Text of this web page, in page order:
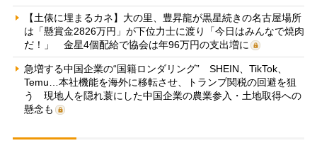
【土俵に埋まるカネ】大の里、豊昇龍が黒星続きの名古屋場所
は「懸賞金2826万円」が下位力士に渡り「今日はみんなで焼肉
だ！」 金星4個配給で協会は年96万円の支出増に
急増する中国企業の“国籍ロンダリング” SHEIN、TikTok、
Temu…本社機能を海外に移転させ、トランプ関税の回避を狙
う 現地人を隠れ蓑にした中国企業の農業参入・土地取得への
懸念も